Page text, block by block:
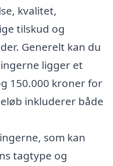
kvalitet,
tilskud og
Generelt kan du
ligger et
150.000 kroner for
inkluderer både
som kan
tagtype og